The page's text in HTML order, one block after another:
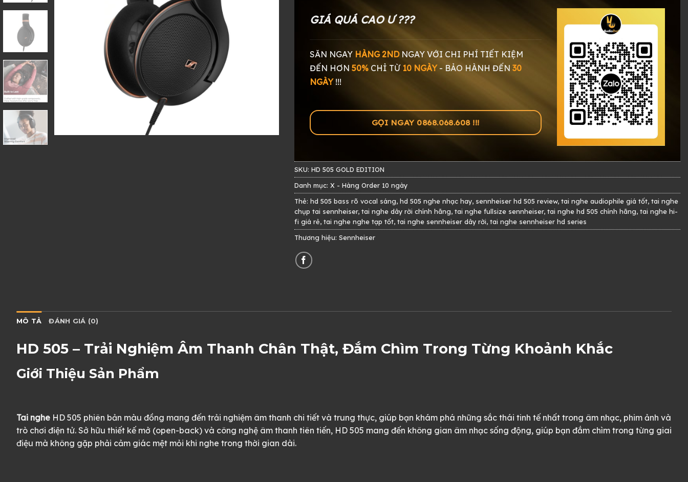
GIÁ QUÁ CAO Ư ???
SĂN NGAY HÀNG 2NDNGAY VỚI CHI PHÍ TIẾT KIỆM
ĐẾN HƠN 50% CHỈ TỪ 10 NGÀY- BẢO HÀNH ĐẾN 30
NGÀY!!!
GỌI NGAY 0868.068.608 !!!
SKU: HD 505 GOLD EDITION
Danh mục: X - Hàng Order 10 ngày
Thẻ: hd 505 bass rõ vocal sáng, hd 505 nghe nhạc hay, sennheiser hd 505 review, tai nghe audiophile giá tốt, tai nghe
chụp tai sennheiser, tai nghe dây rời chính hãng, tai nghe fullsize sennheiser, tai nghe hd 505 chính hãng, tai nghe hi-
fi giá rẻ, tai nghe nghe tạp tốt, tai nghe sennheiser dây rời, tai nghe sennheiser hd series
Thương hiệu: Sennheiser
MÔ TẢ ĐÁNH GIÁ (0)
HD 505 – Trải Nghiệm Âm Thanh Chân Thật, Đắm Chìm Trong Từng Khoảnh Khắc
Giới Thiệu Sản Phẩm
Tai nghe HD 505 phiên bản màu đồng mang đến trải nghiệm âm thanh chi tiết và trung thực, giúp bạn khám phá những sắc thái tinh tế nhất trong âm nhạc, phim ảnh và
trò chơi điện tử. Sở hữu thiết kế mở (open-back) và công nghệ âm thanh tiên tiến, HD 505 mang đến không gian âm nhạc sống động, giúp bạn đắm chìm trong từng giai
điệu mà không gặp phải cảm giác mệt mỏi khi nghe trong thời gian dài.